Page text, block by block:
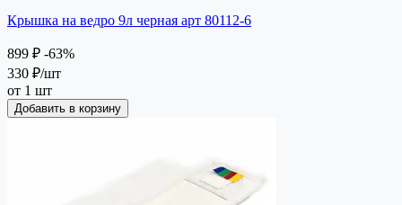
Крышка на ведро 9л черная арт 80112-6
899 ₽ -63%
330 ₽/шт
от 1 шт
Добавить в корзину